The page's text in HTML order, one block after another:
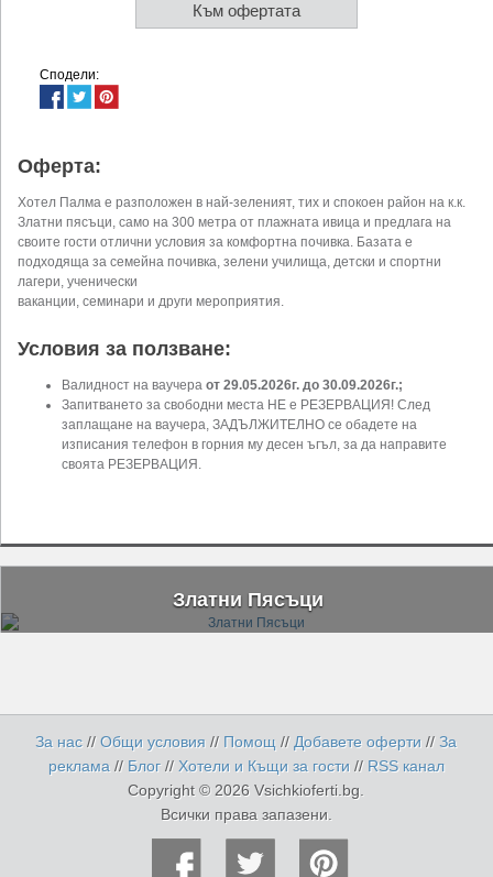
Към офертата
Сподели:
Оферта:
Хотел Палма е разположен в най-зеленият, тих и спокоен район на к.к.
Златни пясъци, само на 300 метра от плажната ивица и предлага на
своите гости отлични условия за комфортна почивка. Базата е
подходяща за семейна почивка, зелени училища, детски и спортни
лагери, ученически
ваканции, семинари и други мероприятия.
Условия за ползване:
Валидност на ваучера от 29.05.2026г. до 30.09.2026г.;
Запитването за свободни места НЕ е РЕЗЕРВАЦИЯ! След
заплащане на ваучера, ЗАДЪЛЖИТЕЛНО се обадете на
изписания телефон в горния му десен ъгъл, за да направите
своята РЕЗЕРВАЦИЯ.
Златни Пясъци
За нас //Общи условия // Помощ //Добавете оферти//За
реклама // Блог //Хотели и Къщи за гости // RSS канал
Copyright © 2026 Vsichkioferti.bg.
Всички права запазени.